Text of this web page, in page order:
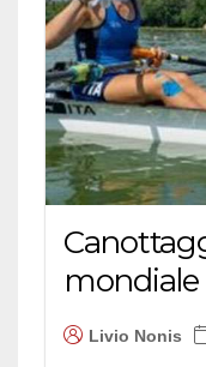
mondiale
Livio Nonis